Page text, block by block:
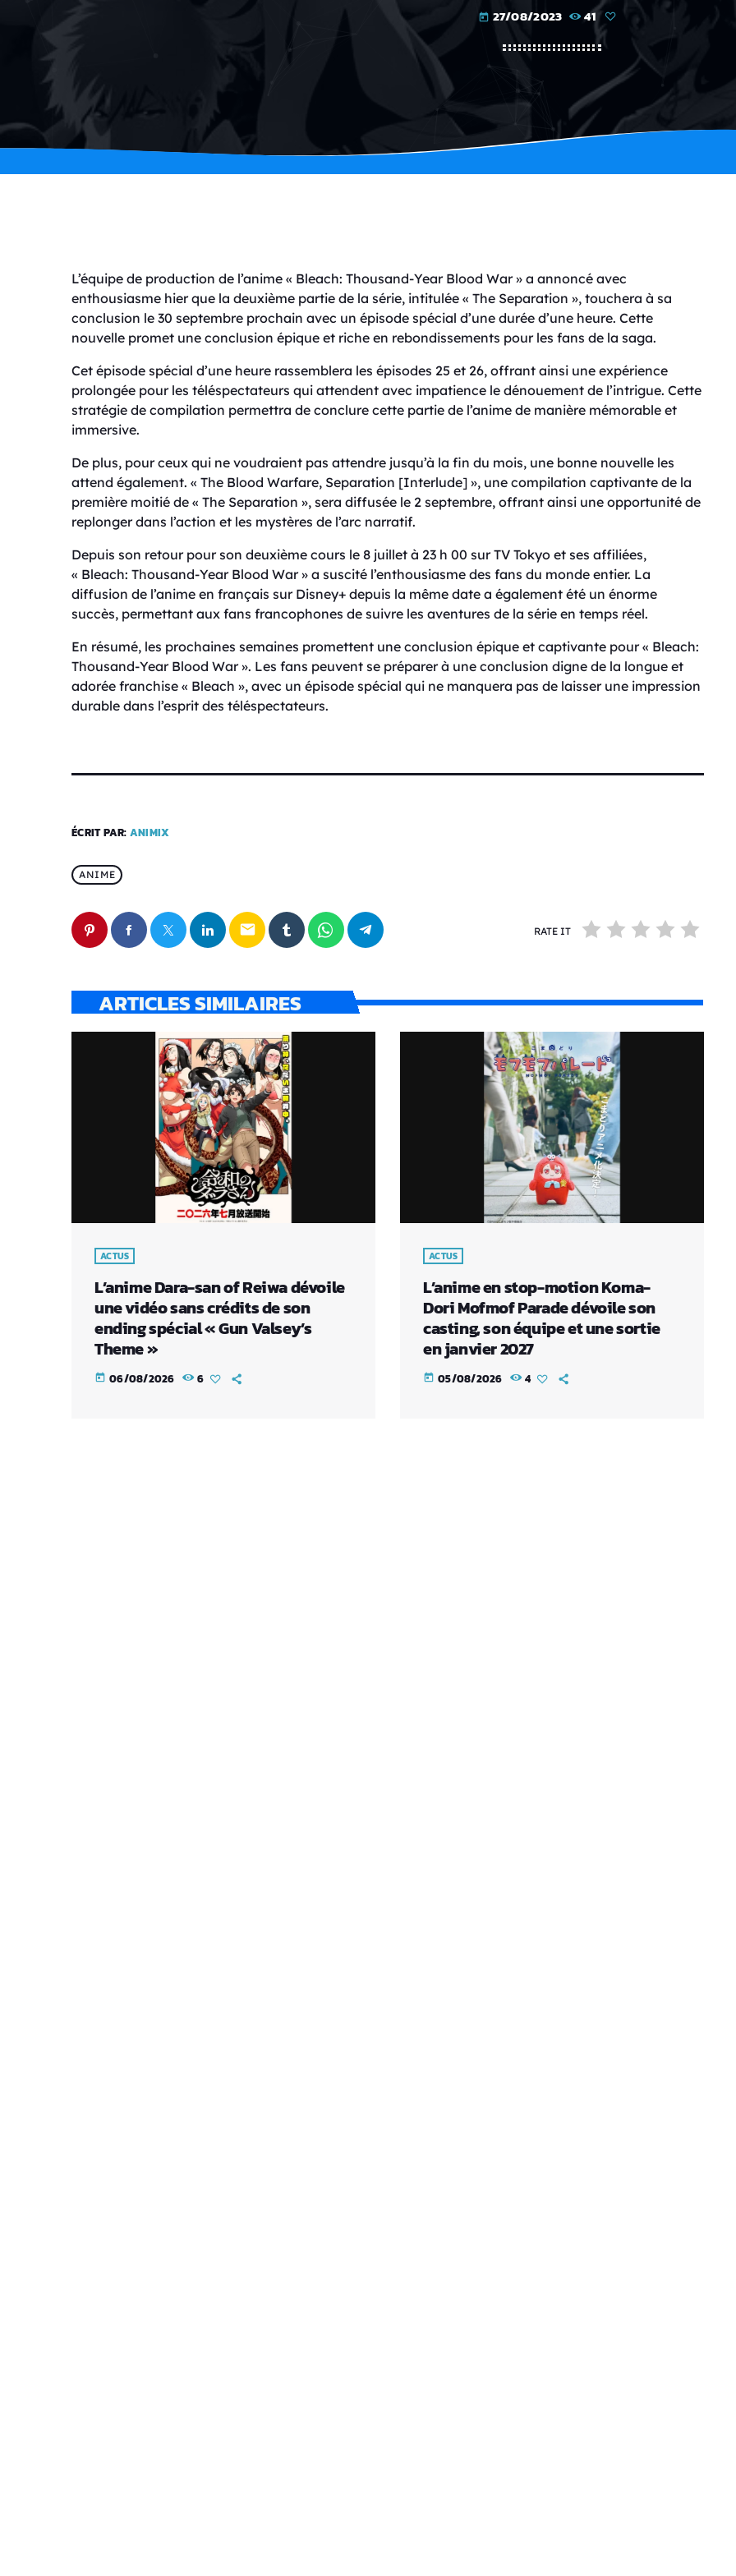
today 27/08/2023 41
L’équipe de production de l’anime « Bleach: Thousand-Year Blood War » a annoncé avec
enthousiasme hier que la deuxième partie de la série, intitulée « The Separation », touchera à sa
conclusion le 30 septembre prochain avec un épisode spécial d’une durée d’une heure. Cette
nouvelle promet une conclusion épique et riche en rebondissements pour les fans de la saga.
Cet épisode spécial d’une heure rassemblera les épisodes 25 et 26, offrant ainsi une expérience
prolongée pour les téléspectateurs qui attendent avec impatience le dénouement de l’intrigue. Cette
stratégie de compilation permettra de conclure cette partie de l’anime de manière mémorable et
immersive.
De plus, pour ceux qui ne voudraient pas attendre jusqu’à la fin du mois, une bonne nouvelle les
attend également. « The Blood Warfare, Separation [Interlude] », une compilation captivante de la
première moitié de « The Separation », sera diffusée le 2 septembre, offrant ainsi une opportunité de
replonger dans l’action et les mystères de l’arc narratif.
Depuis son retour pour son deuxième cours le 8 juillet à 23 h 00 sur TV Tokyo et ses affiliées,
« Bleach: Thousand-Year Blood War » a suscité l’enthousiasme des fans du monde entier. La
diffusion de l’anime en français sur Disney+ depuis la même date a également été un énorme
succès, permettant aux fans francophones de suivre les aventures de la série en temps réel.
En résumé, les prochaines semaines promettent une conclusion épique et captivante pour « Bleach:
Thousand-Year Blood War ». Les fans peuvent se préparer à une conclusion digne de la longue et
adorée franchise « Bleach », avec un épisode spécial qui ne manquera pas de laisser une impression
durable dans l’esprit des téléspectateurs.
ÉCRIT PAR: ANIMIX
ANIME
email RATE IT
ARTICLES SIMILAIRES
ACTUS
L’anime Dara-san of Reiwa dévoile
une vidéo sans crédits de son
ending spécial « Gun Valsey’s
Theme »
today 06/08/2026 6
ACTUS
L’anime en stop-motion Koma-
Dori Mofmof Parade dévoile son
casting, son équipe et une sortie
en janvier 2027
today 05/08/2026 4